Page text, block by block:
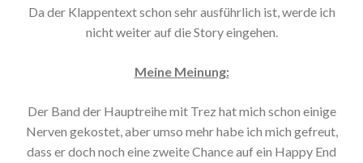
Da der Klappentext schon sehr ausführlich ist, werde ich
nicht weiter auf die Story eingehen.
Meine Meinung:
Der Band der Hauptreihe mit Trez hat mich schon einige
Nerven gekostet, aber umso mehr habe ich mich gefreut,
dass er doch noch eine zweite Chance auf ein Happy End